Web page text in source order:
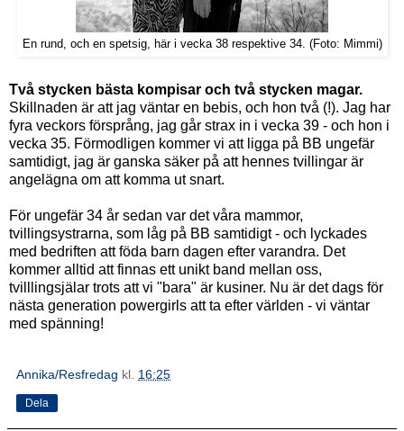
En rund, och en spetsig, här i vecka 38 respektive 34. (Foto: Mimmi)
Två stycken bästa kompisar och två stycken magar.
Skillnaden är att jag väntar en bebis, och hon två (!). Jag har
fyra veckors försprång, jag går strax in i vecka 39 - och hon i
vecka 35. Förmodligen kommer vi att ligga på BB ungefär
samtidigt, jag är ganska säker på att hennes tvillingar är
angelägna om att komma ut snart.
För ungefär 34 år sedan var det våra mammor,
tvillingsystrarna, som låg på BB samtidigt - och lyckades
med bedriften att föda barn dagen efter varandra. Det
kommer alltid att finnas ett unikt band mellan oss,
tvilllingsjälar trots att vi "bara" är kusiner. Nu är det dags för
nästa generation powergirls att ta efter världen - vi väntar
med spänning!
Annika/Resfredag kl. 16:25
Dela